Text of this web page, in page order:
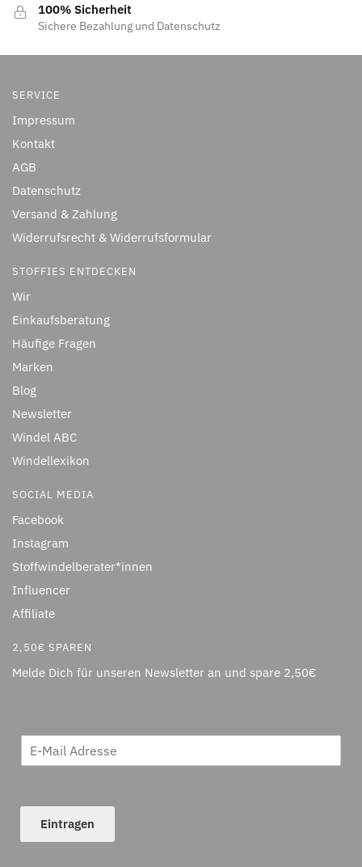
100% Sicherheit
Sichere Bezahlung und Datenschutz
SERVICE
Impressum
Kontakt
AGB
Datenschutz
Versand & Zahlung
Widerrufsrecht & Widerrufsformular
STOFFIES ENTDECKEN
Wir
Einkaufsberatung
Häufige Fragen
Marken
Blog
Newsletter
Windel ABC
Windellexikon
SOCIAL MEDIA
Facebook
Instagram
Stoffwindelberater*innen
Influencer
Affiliate
2,50€ SPAREN
Melde Dich für unseren Newsletter an und spare 2,50€
Eintragen